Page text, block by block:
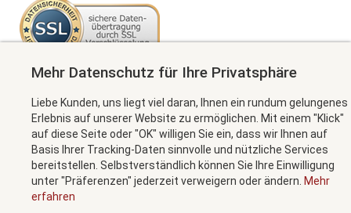
Newsletter abonnieren
MEHR INFORMATION
Mehr Datenschutz für Ihre Privatsphäre
Liebe Kunden, uns liegt viel daran, Ihnen ein rundum gelungenes
Erlebnis auf unserer Website zu ermöglichen. Mit einem "Klick"
auf diese Seite oder "OK" willigen Sie ein, dass wir Ihnen auf
Basis Ihrer Tracking-Daten sinnvolle und nützliche Services
bereitstellen. Selbstverständlich können Sie Ihre Einwilligung
unter "Präferenzen" jederzeit verweigern oder ändern. Mehr
erfahren